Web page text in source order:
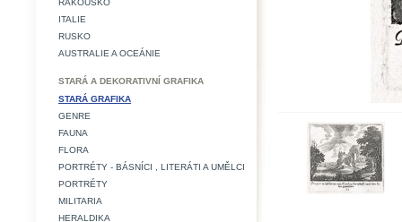
RAKOUSKO
ITALIE
RUSKO
AUSTRALIE A OCEÁNIE
STARÁ A DEKORATIVNÍ GRAFIKA
STARÁ GRAFIKA
GENRE
FAUNA
FLORA
PORTRÉTY - BÁSNÍCI , LITERÁTI A UMĚLCI
PORTRÉTY
MILITARIA
HERALDIKA